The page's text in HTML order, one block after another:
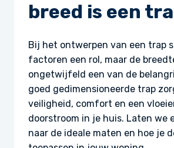
breed is een
Bij het ontwerpen van een trap
factoren een rol, maar de
ongetwijfeld een van de
goed gedimensioneerde trap
veiligheid, comfort en een
doorstroom in je huis. Laten we
naar de ideale maten en hoe je